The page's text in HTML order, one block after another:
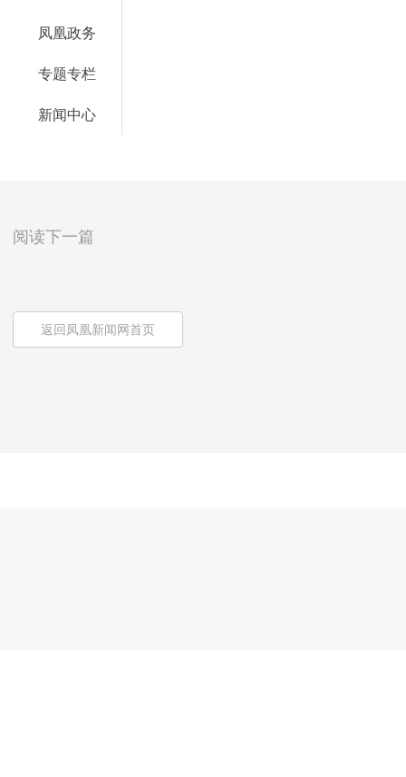
凤凰政务
专题专栏
新闻中心
阅读下一篇
返回凤凰新闻网首页